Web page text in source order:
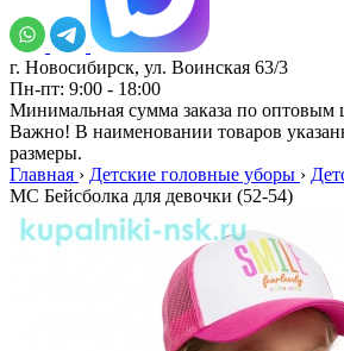
г. Новосибирск, ул. Воинская 63/3
Пн-пт: 9:00 - 18:00
Минимальная сумма заказа по оптовым
Важно! В наименовании товаров
размеры.
Главная › Детские головные уборы ›
МC Бейсболка для девочки (52-54)